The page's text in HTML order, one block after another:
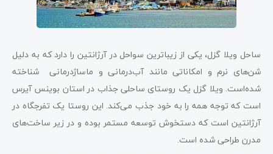
ساحل ویلا گزل، یکی از زیباترین سواحل در آرژانتین را دارد که به دلیل
شن‌های نرم و امکاناتی مانند آب‌درمانی و ماساژدرمانی شناخته
شده‌است. ویلا گزل یک روستای ساحلی جذاب در استان بوینس آیرس
است که توجه همه را به خود جذب می‌کند. این روستا یک تفرجگاه در
آرژانتین است که دستخوش توسعه مستمر بوده و در زیر ساخت‌های
مدرن طراحی شده است.